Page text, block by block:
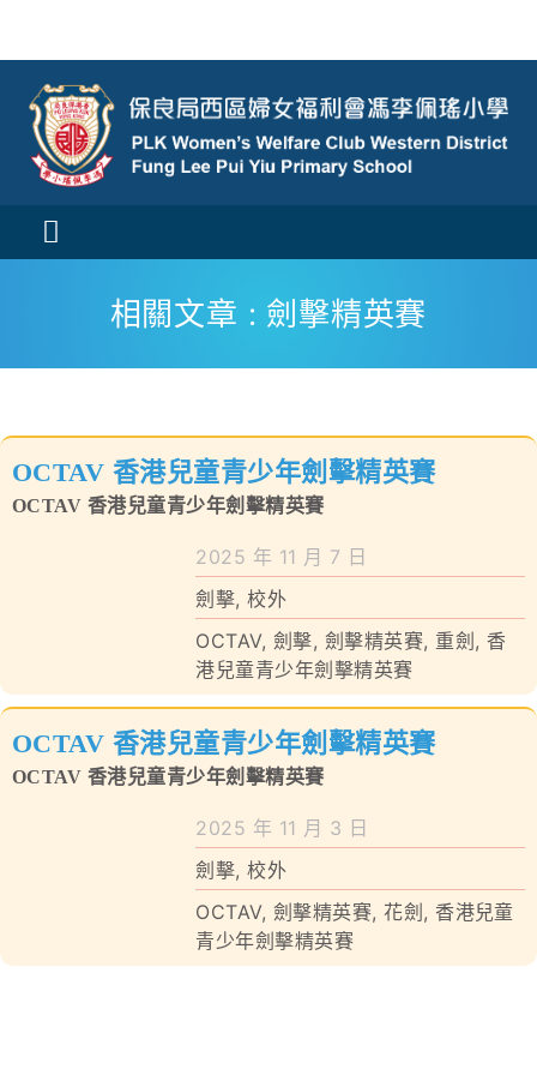
content
Toggle
校風及學生支援
聯絡我們
相關文章 : 劍擊精英賽
OCTAV 香港兒童青少年劍擊精英賽
OCTAV 香港兒童青少年劍擊精英賽
2025 年 11 月 7 日
劍擊,校外
OCTAV, 劍擊, 劍擊精英賽, 重劍, 香
港兒童青少年劍擊精英賽
OCTAV 香港兒童青少年劍擊精英賽
OCTAV 香港兒童青少年劍擊精英賽
2025 年 11 月 3 日
劍擊,校外
OCTAV, 劍擊精英賽,花劍,香港兒童
青少年劍擊精英賽